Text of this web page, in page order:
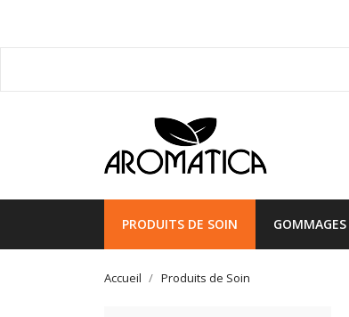
PRODUITS DE SOIN GOMMAGES
Accueil Produits de Soin